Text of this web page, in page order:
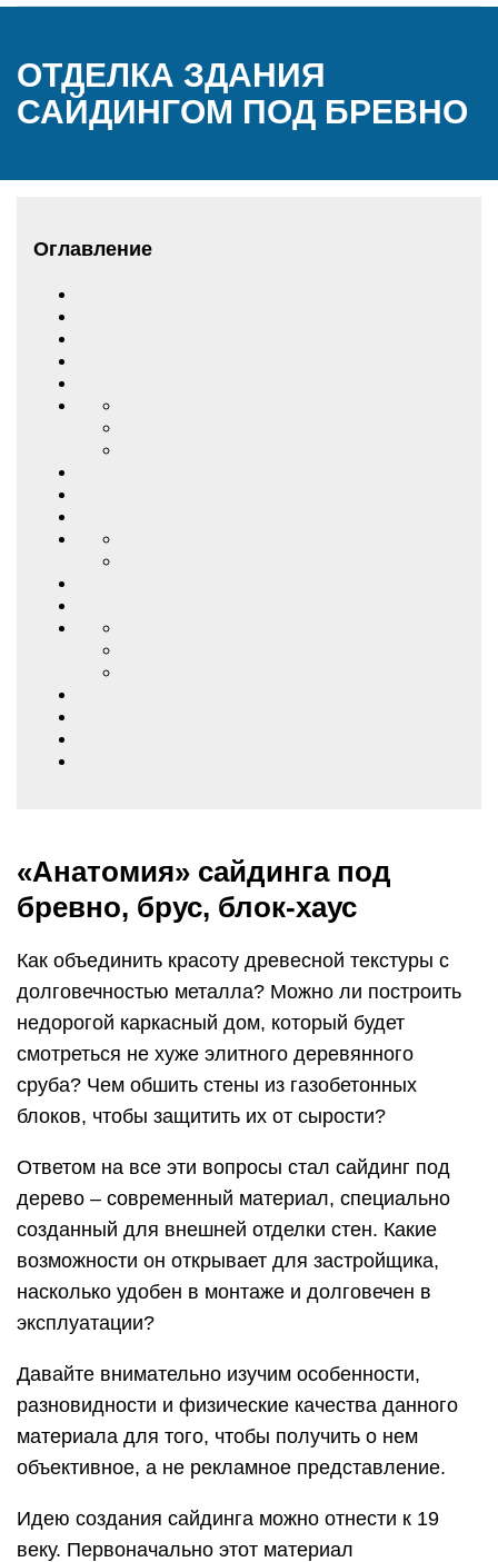
ОТДЕЛКА ЗДАНИЯ
САЙДИНГОМ ПОД БРЕВНО
Оглавление
«Анатомия» сайдинга под
бревно, брус, блок-хаус
Как объединить красоту древесной текстуры с
долговечностью металла? Можно ли построить
недорогой каркасный дом, который будет
смотреться не хуже элитного деревянного
сруба? Чем обшить стены из газобетонных
блоков, чтобы защитить их от сырости?
Ответом на все эти вопросы стал сайдинг под
дерево – современный материал, специально
созданный для внешней отделки стен. Какие
возможности он открывает для застройщика,
насколько удобен в монтаже и долговечен в
эксплуатации?
Давайте внимательно изучим особенности,
разновидности и физические качества данного
материала для того, чтобы получить о нем
объективное, а не рекламное представление.
Идею создания сайдинга можно отнести к 19
веку. Первоначально этот материал